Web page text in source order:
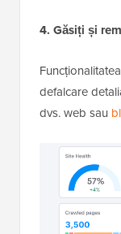
4. Găsiți și
defalcare
dvs. web sau